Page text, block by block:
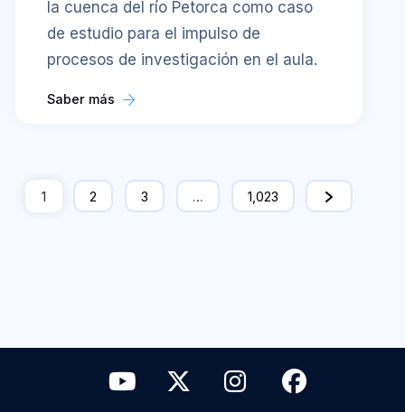
la cuenca del río Petorca como caso
de estudio para el impulso de
procesos de investigación en el aula.
Saber más
1 2 3 … 1,023